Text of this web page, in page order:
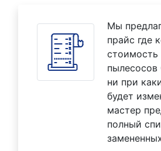
Мы
прайс где
стоимость
пылесосов
ни при
будет
мастер
полный